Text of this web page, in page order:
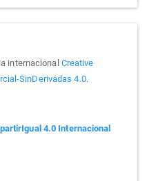
internacional Creative
SinDerivadas 4.0.
4.0 Internacional